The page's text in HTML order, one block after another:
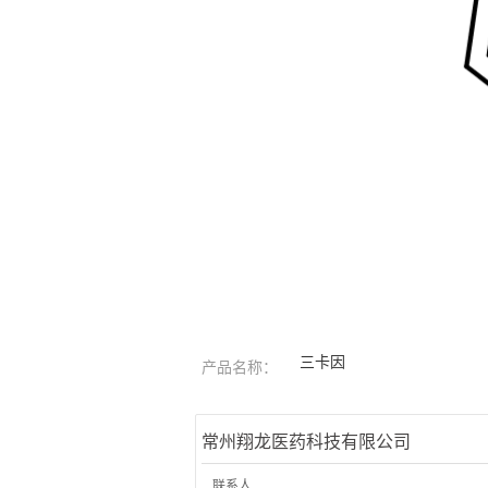
产品名称： 三卡因
常州翔龙医药科技有限公司